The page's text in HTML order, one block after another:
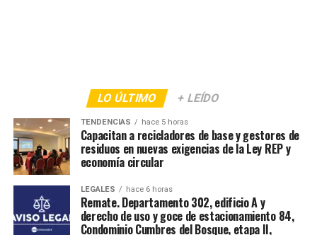
LO ÚLTIMO + LEÍDO
TENDENCIAS hace 5 horas
Capacitan a recicladores de base y gestores de
residuos en nuevas exigencias de la Ley REP y
economía circular
LEGALES hace 6 horas
Remate. Departamento 302, edificio A y
derecho de uso y goce de estacionamiento 84,
Condominio Cumbres del Bosque, etapa II,